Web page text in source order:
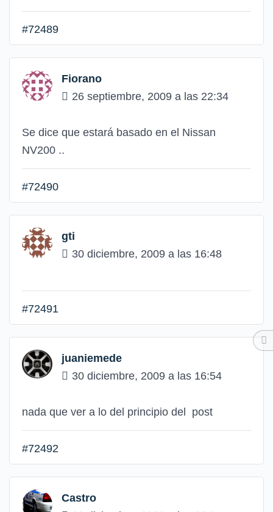
#72489
Fiorano
26 septiembre, 2009 a las 22:34
Se dice que estará basado en el Nissan
NV200 ..
#72490
gti
30 diciembre, 2009 a las 16:48
#72491
juaniemede
30 diciembre, 2009 a las 16:54
nada que ver a lo del principio del post
#72492
Castro